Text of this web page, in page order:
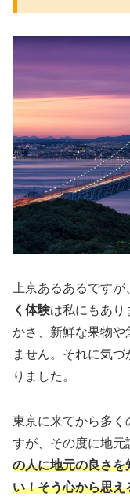
上京あるあるですが
く体験は私にもあり
かさ、新鮮な果物や
ません。それに気
りました。
東京に来てから多く
すが、その度に地元
の人に地元の良さを
い！そう心から思え